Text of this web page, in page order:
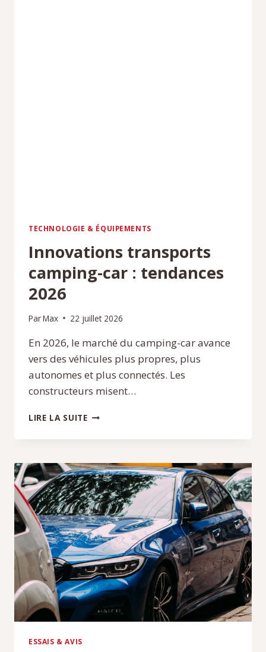
TECHNOLOGIE & ÉQUIPEMENTS
Innovations transports
camping-car : tendances
2026
ParMax 22 juillet 2026
En 2026, le marché du camping-car avance
vers des véhicules plus propres, plus
autonomes et plus connectés. Les
constructeurs misent…
LIRE LA SUITEINNOVATIONS
:
TENDANCES
2026
ESSAIS & AVIS